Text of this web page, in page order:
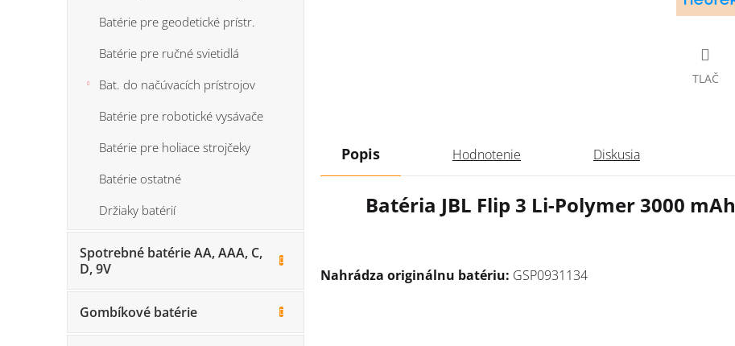
Batérie pre geodetické prístr.
Batérie pre ručné svietidlá
Bat. do načúvacích prístrojov
Batérie pre robotické vysávače
Batérie pre holiace strojčeky
Batérie ostatné
Držiaky batérií
Spotrebné batérie AA, AAA, C,
D, 9V
Gombíkové batérie
TLAČ
Popis Hodnotenie Diskusia
Batéria JBL Flip 3 Li-Polymer 3000 mAh
Nahrádza originálnu batériu: GSP0931134